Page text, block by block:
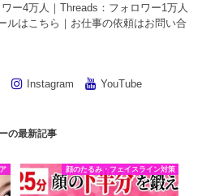
ワー4万人｜Threads ：フォロワー1万人
ルは こちら ｜お仕事の依頼はお問い合
Instagram YouTube
の最新記事
顔のたるみ・フェイスライン対策